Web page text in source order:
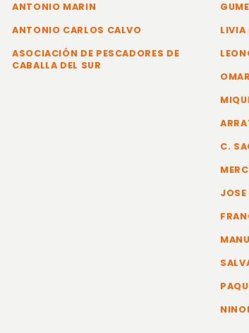
ANTONIO MARIN
ANTONIO CARLOS CALVO
ASOCIACIÓN DE PESCADORES DE
CABALLA DEL SUR
LIVIA
C.
JOSE